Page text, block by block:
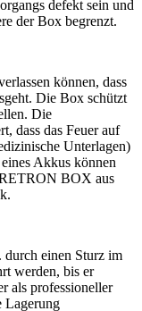
defekt sein und
der Box begrenzt.
können, dass
Die Box schützt
Die
dass das Feuer auf
Unterlagen)
Akkus können
BOX aus
durch einen Sturz im
werden, bis er
als professioneller
Lagerung